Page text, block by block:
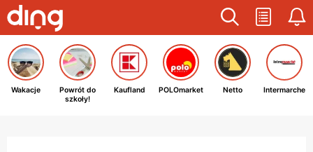
Wakacje
Powrót do
szkoły!
Kaufland POLOmarket Netto Intermarche